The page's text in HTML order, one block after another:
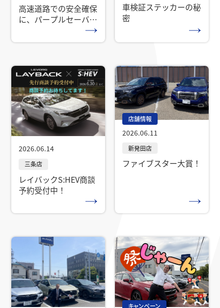
高速道路での安全確保
に、パープルセーバー
のご紹介と、スタッフ
パーカーのご紹介！
車検証ステッカーの秘
密
2026.06.14
レイバックS:HEV商談
予約受付中！
店舗情報
2026.06.11
ファイブスター大賞！
キャンペーン